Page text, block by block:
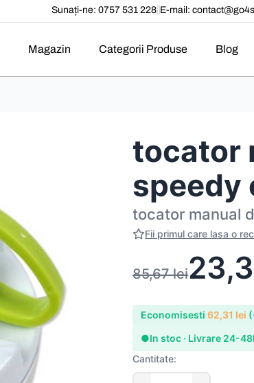
Sunați-ne: 0757 531 228 E-mail:
Magazin Categorii Produse Blog
tocator
speedy
tocator manual
Fii primul care lasa o
85,67lei
Economisesti62,31 lei
●In stoc · Livrare 24-
Cantitate: